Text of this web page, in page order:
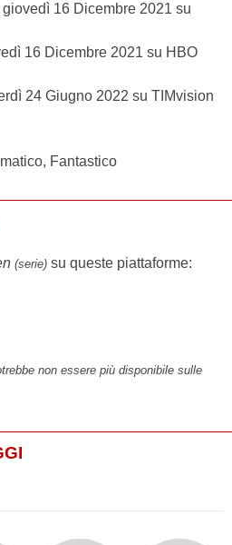
giovedì 16 Dicembre 2021 su
16 Dicembre 2021 su HBO
24 Giugno 2022 su TIMvision
Fantastico
(serie) su queste piattaforme:
non essere più disponibile sulle